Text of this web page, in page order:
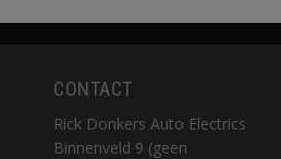
CONTACT
Rick Donkers Auto Electrics
Binnenveld 9 (geen